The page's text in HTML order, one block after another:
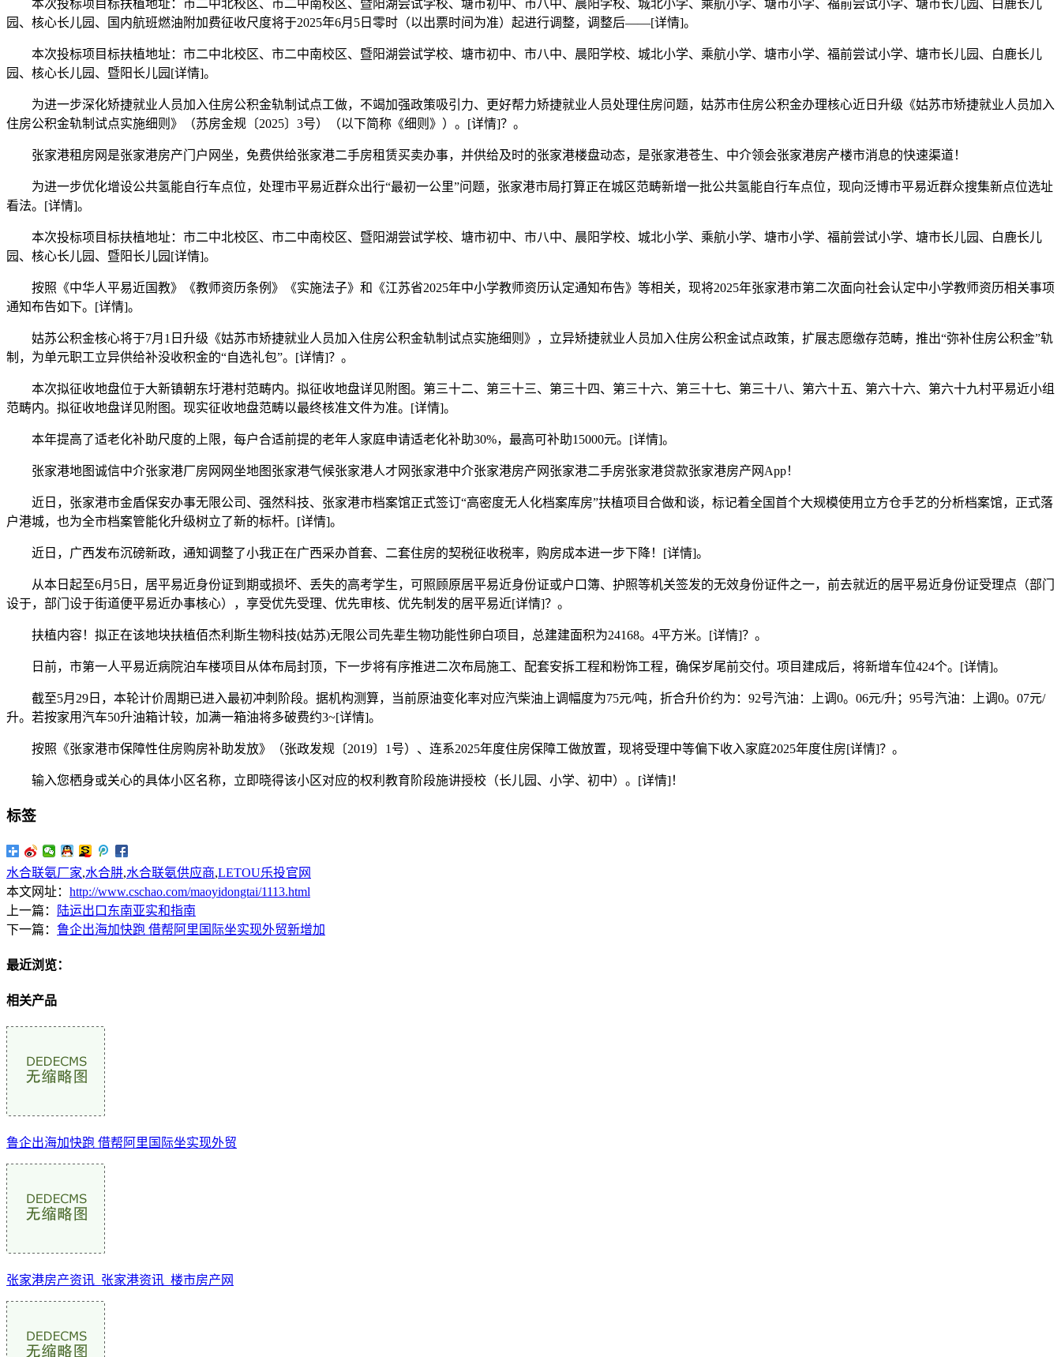
本次投标项目标扶植地址：市二中北校区、市二中南校区、暨阳湖尝试学校、塘市初中、市八中、晨阳学校、城北小学、乘航小学、塘市小学、福前尝试小学、塘市长儿园、白鹿长儿
园、核心长儿园、国内航班燃油附加费征收尺度将于2025年6月5日零时（以出票时间为准）起进行调整，调整后——[详情]。
本次投标项目标扶植地址：市二中北校区、市二中南校区、暨阳湖尝试学校、塘市初中、市八中、晨阳学校、城北小学、乘航小学、塘市小学、福前尝试小学、塘市长儿园、白鹿长儿
园、核心长儿园、暨阳长儿园[详情]。
为进一步深化矫捷就业人员加入住房公积金轨制试点工做，不竭加强政策吸引力、更好帮力矫捷就业人员处理住房问题，姑苏市住房公积金办理核心近日升级《姑苏市矫捷就业人员加入
住房公积金轨制试点实施细则》（苏房金规〔2025〕3号）（以下简称《细则》）。[详情]？。
张家港租房网是张家港房产门户网坐，免费供给张家港二手房租赁买卖办事，并供给及时的张家港楼盘动态，是张家港苍生、中介领会张家港房产楼市消息的快速渠道！
为进一步优化增设公共氢能自行车点位，处理市平易近群众出行“最初一公里”问题，张家港市局打算正在城区范畴新增一批公共氢能自行车点位，现向泛博市平易近群众搜集新点位选址
看法。[详情]。
本次投标项目标扶植地址：市二中北校区、市二中南校区、暨阳湖尝试学校、塘市初中、市八中、晨阳学校、城北小学、乘航小学、塘市小学、福前尝试小学、塘市长儿园、白鹿长儿
园、核心长儿园、暨阳长儿园[详情]。
按照《中华人平易近国教》《教师资历条例》《实施法子》和《江苏省2025年中小学教师资历认定通知布告》等相关，现将2025年张家港市第二次面向社会认定中小学教师资历相关事项
通知布告如下。[详情]。
姑苏公积金核心将于7月1日升级《姑苏市矫捷就业人员加入住房公积金轨制试点实施细则》，立异矫捷就业人员加入住房公积金试点政策，扩展志愿缴存范畴，推出“弥补住房公积金”轨
制，为单元职工立异供给补没收积金的“自选礼包”。[详情]？。
本次拟征收地盘位于大新镇朝东圩港村范畴内。拟征收地盘详见附图。第三十二、第三十三、第三十四、第三十六、第三十七、第三十八、第六十五、第六十六、第六十九村平易近小组
范畴内。拟征收地盘详见附图。现实征收地盘范畴以最终核准文件为准。[详情]。
本年提高了适老化补助尺度的上限，每户合适前提的老年人家庭申请适老化补助30%，最高可补助15000元。[详情]。
张家港地图诚信中介张家港厂房网网坐地图张家港气候张家港人才网张家港中介张家港房产网张家港二手房张家港贷款张家港房产网App！
近日，张家港市金盾保安办事无限公司、强然科技、张家港市档案馆正式签订“高密度无人化档案库房”扶植项目合做和谈，标记着全国首个大规模使用立方仓手艺的分析档案馆，正式落
户港城，也为全市档案管能化升级树立了新的标杆。[详情]。
近日，广西发布沉磅新政，通知调整了小我正在广西采办首套、二套住房的契税征收税率，购房成本进一步下降！[详情]。
从本日起至6月5日，居平易近身份证到期或损坏、丢失的高考学生，可照顾原居平易近身份证或户口簿、护照等机关签发的无效身份证件之一，前去就近的居平易近身份证受理点（部门
设于，部门设于街道便平易近办事核心），享受优先受理、优先审核、优先制发的居平易近[详情]？。
扶植内容！拟正在该地块扶植佰杰利斯生物科技(姑苏)无限公司先辈生物功能性卵白项目，总建建面积为24168。4平方米。[详情]？。
日前，市第一人平易近病院泊车楼项目从体布局封顶，下一步将有序推进二次布局施工、配套安拆工程和粉饰工程，确保岁尾前交付。项目建成后，将新增车位424个。[详情]。
截至5月29日，本轮计价周期已进入最初冲刺阶段。据机构测算，当前原油变化率对应汽柴油上调幅度为75元/吨，折合升价约为：92号汽油：上调0。06元/升；95号汽油：上调0。07元/
升。若按家用汽车50升油箱计较，加满一箱油将多破费约3~[详情]。
按照《张家港市保障性住房购房补助发放》（张政发规〔2019〕1号）、连系2025年度住房保障工做放置，现将受理中等偏下收入家庭2025年度住房[详情]？。
输入您栖身或关心的具体小区名称，立即晓得该小区对应的权利教育阶段施讲授校（长儿园、小学、初中）。[详情]！
标签
水合联氨厂家,水合肼,水合联氨供应商,LETOU乐投官网
本文网址： http://www.cschao.com/maoyidongtai/1113.html
上一篇：
陆运出口东南亚实和指南
下一篇： 鲁企出海加快跑 借帮阿里国际坐实现外贸新增加
最近浏览：
相关产品
鲁企出海加快跑 借帮阿里国际坐实现外贸
张家港房产资讯_张家港资讯_楼市房产网